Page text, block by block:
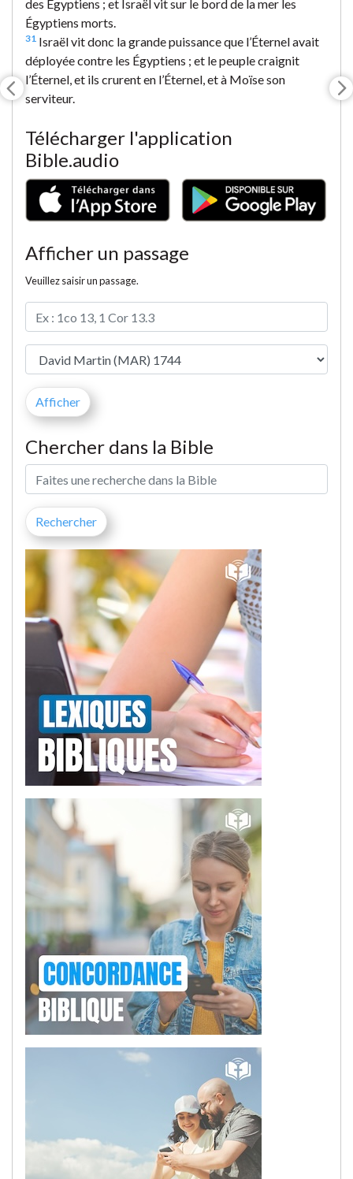
des Égyptiens ; et Israël vit sur le bord de la mer les
Égyptiens morts.
31 Israël vit donc la grande puissance que l’Éternel avait
déployée contre les Égyptiens ; et le peuple craignit
l’Éternel, et ils crurent en l’Éternel, et à Moïse son
serviteur.
Télécharger l'application
Bible.audio
Afficher un passage
Veuillez saisir un passage.
Chercher dans la Bible